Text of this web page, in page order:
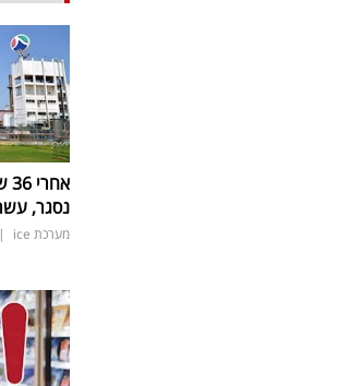
נסגר,
מערכת ice |